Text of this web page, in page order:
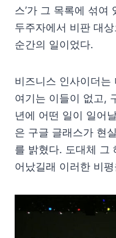
스’가 그 목록에 섞여
두주자에서 비판 대
순간의 일이었다.
비즈니스 인사이더는
여기는 이들이 없고,
년에 어떤 일이 일어
은 구글 글래스가 현
를 밝혔다. 도대체 그
어났길래 이러한 비